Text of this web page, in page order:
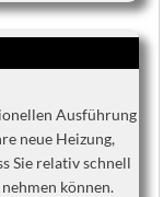
Ausführung
neue Heizung,
Sie relativ schnell
können.